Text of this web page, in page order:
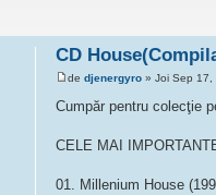
CD
de djenergyro » Joi Sep 17,
Cumpăr pentru colecţie
CELE MAI
01. Millenium House